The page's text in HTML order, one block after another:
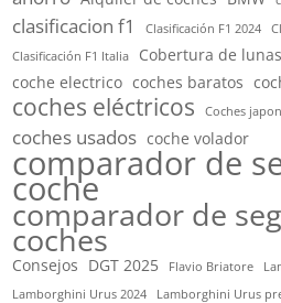
clasificacion f1 Clasificación F1 2024
Clasificación F1 Italia
Cobertura de
coche electrico coches baratos
coches eléctricos Coches
coches usados coche volador
comparador de
coche
comparador de
coches
Consejos DGT 2025 Flavio Briatore
Lamborghini Urus 2024
Lamborghini Urus